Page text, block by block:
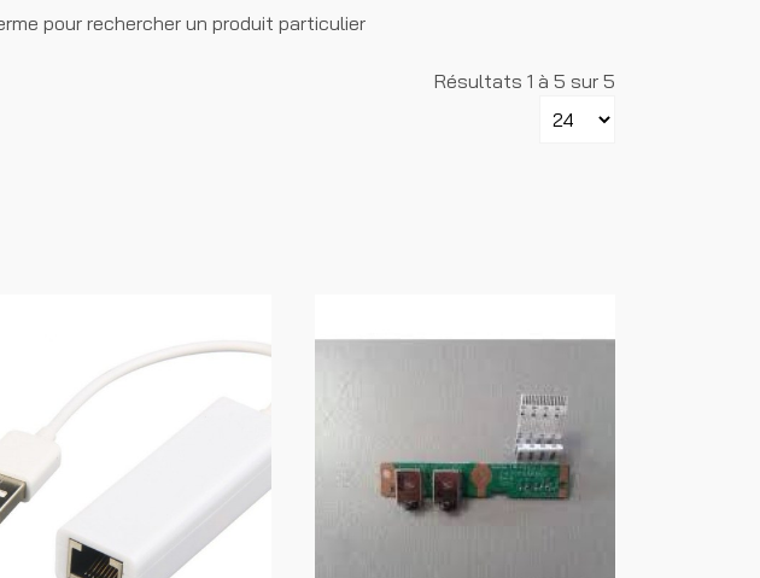
pour rechercher un produit particulier
Résultats 1 à 5 sur 5